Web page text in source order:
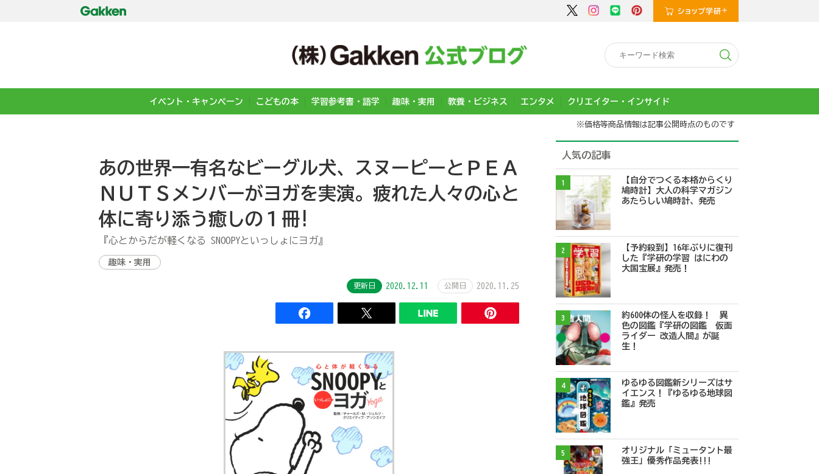
イベント・キャンペーン こどもの本 学習参考書・語学 趣味・実用 教養・ビジネス エンタメ クリエイター・インサイド
※価格等商品情報は記事公開時点のものです
あの世界一有名なビーグル犬、スヌーピーとＰＥＡ
ＮＵＴＳメンバーがヨガを実演。疲れた人々の心と
体に寄り添う癒しの１冊!
『心とからだが軽くなる SNOOPYといっしょにヨガ』
趣味・実用
更新日 2020.12.11 公開日 2020.11.25
人気の記事
1
【自分でつくる本格からくり
鳩時計】大人の科学マガジン
あたらしい鳩時計、発売
2
【予約殺到】16年ぶりに復刊
した『学研の学習 はにわの
大国宝展』発売！
3
約600体の怪人を収録！ 異
色の図鑑『学研の図鑑 仮面
ライダー 改造人間』が誕
生！
4
ゆるゆる図鑑新シリーズはサ
イエンス！『ゆるゆる地球図
鑑』発売
5
オリジナル「ミュータント最
強王」優秀作品発表!!!